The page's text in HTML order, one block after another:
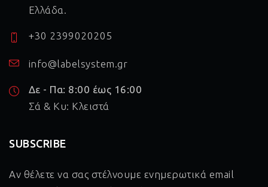
Ελλάδα.
+30 2399020205
info@labelsystem.gr
Δε - Πα: 8:00 έως 16:00
Σά & Κυ: Κλειστά
SUBSCRIBE
Αν θέλετε να σας στέλνουμε ενημερωτικά email